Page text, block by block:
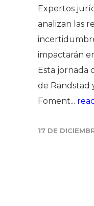
Expertos
analizan las
impactarán
Esta jornada
de Randstad
Foment...
17 DE